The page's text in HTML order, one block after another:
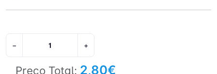
− +
Preço Total: 2,80€